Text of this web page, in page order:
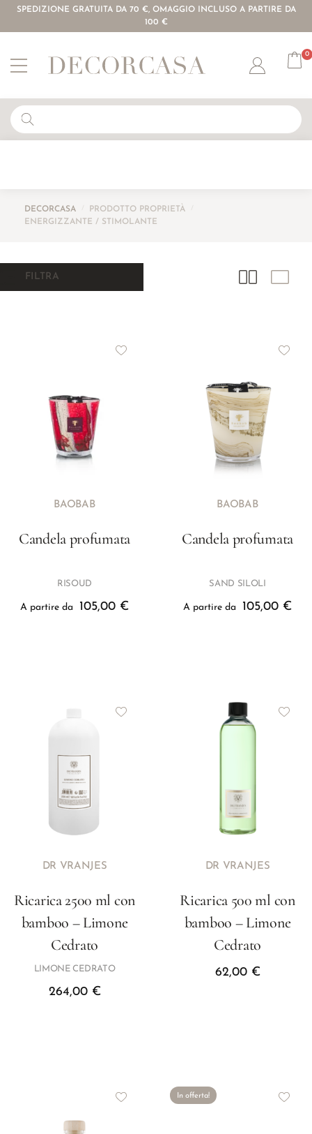
SPEDIZIONE GRATUITA DA 70 €, OMAGGIO INCLUSO A PARTIRE DA
100 €
Account
0
DECORCASA PRODOTTO PROPRIETÀ
ENERGIZZANTE / STIMOLANTE
FILTRA
BAOBAB
Candela profumata
RISOUD
A partire da 105,00 €
BAOBAB
Candela profumata
SAND SILOLI
A partire da 105,00 €
DR VRANJES
Ricarica 2500 ml con
bamboo – Limone
Cedrato
LIMONE CEDRATO
264,00 €
DR VRANJES
Ricarica 500 ml con
bamboo – Limone
Cedrato
62,00 €
In offerta!